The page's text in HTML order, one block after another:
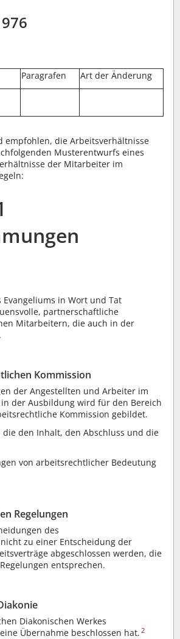
Paragrafen
Art der Änderung
empfohlen, die Arbeitsverhältnisse
Musterentwurfs eines
der Mitarbeiter im
in Wort und Tat
partnerschaftliche
Mitarbeitern, die auch in der
Kommission
der Angestellten und Arbeiter im
der Ausbildung wird für den Bereich
Kommission gebildet.
den Inhalt, den Abschluss und die
von arbeitsrechtlicher Bedeutung
Regelungen
des
zu einer Entscheidung der
abgeschlossen werden, die
entsprechen.
Diakonischen Werkes
Übernahme beschlossen hat. 2